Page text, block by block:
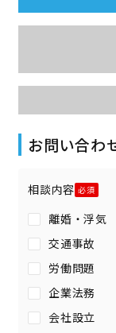
お問い合わ
相談内容
離婚・浮気
交通事故
労働問題
企業法務
会社設立